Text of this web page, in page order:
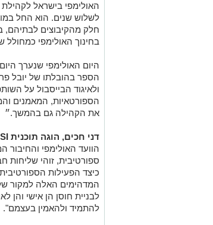
האולימפי בישראל
בחינוך האולימפי כמחולל
היום האולימפי שנערך
הספר בהובלתו של יובל
ולאיגוד הבייסבול על
הספורטאיות, המאמנים
את הקהילה גם בהמשך.״
דני חכים, הוגה תוכנית SSI של קרן עזריאלי ישראל
הוועד האולימפי
ספורטיבית, זוהי שליחות
כיצד הפעילות
המדהימים האלה למקור
לבניית חוסן הן אישי והן
להתמיד ולהאמין בעצמם".